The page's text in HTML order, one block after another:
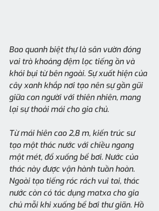
Bao quanh biệt thự là sân vườn đóng
vai trò khoảng đệm lọc tiếng ồn và
khói bụi từ bên ngoài. Sự xuất hiện của
cây xanh khắp nơi tạo nên sự gần gũi
giữa con người với thiên nhiên, mang
lại sự thoải mái cho gia chủ.
Từ mái hiên cao 2,8 m, kiến trúc sư
tạo một thác nước với chiều ngang
một mét, đổ xuống bể bơi. Nước của
thác này được vận hành tuần hoàn.
Ngoài tạo tiếng róc rách vui tai, thác
nước còn có tác dụng matxa cho gia
chủ mỗi khi xuống bể bơi thư giãn. Hồ